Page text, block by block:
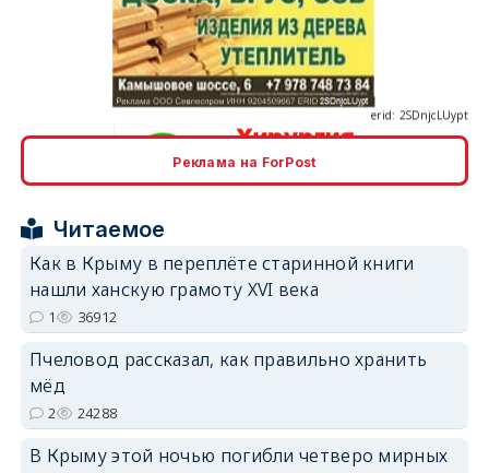
erid: 2SDnjdPjgYS
Реклама на ForPost
Читаемое
Как в Крыму в переплёте старинной книги
нашли ханскую грамоту XVI века
1 36912
Пчеловод рассказал, как правильно хранить
мёд
2 24288
В Крыму этой ночью погибли четверо мирных